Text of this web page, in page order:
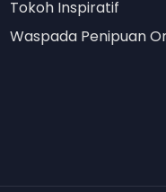
Tokoh Inspiratif
Waspada Penipuan